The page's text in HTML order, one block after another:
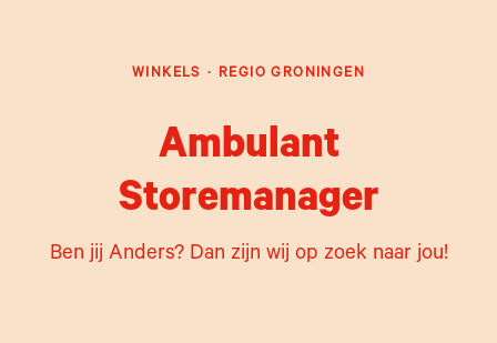
WINKELS · REGIO GRONINGEN
Ambulant
Storemanager
Ben jij Anders? Dan zijn wij op zoek naar jou!